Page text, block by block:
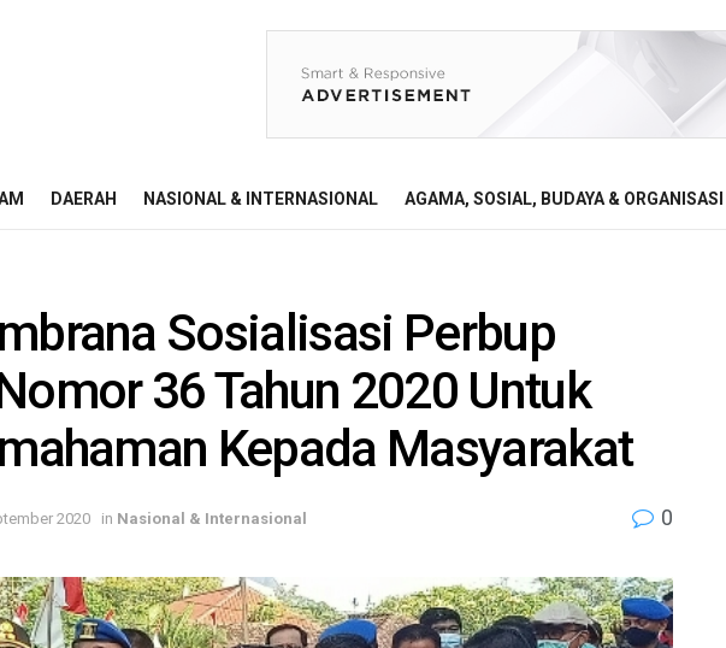
DAERAH NASIONAL & INTERNASIONAL AGAMA, SOSIAL, BUDAYA & ORGANISASI
Sosialisasi Perbup
36 Tahun 2020 Untuk
Kepada Masyarakat
2020 in Nasional & Internasional 0